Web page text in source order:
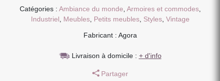
MASSIF
1
COUL
TIROIRS
Catégories : Ambiance du monde, Armoires et commodes,
Industriel, Meubles, Petits meubles, Styles, Vintage
Fabricant : Agora
Livraison à domicile : + d'info
Partager